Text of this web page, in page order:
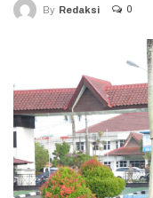
By Redaksi 0